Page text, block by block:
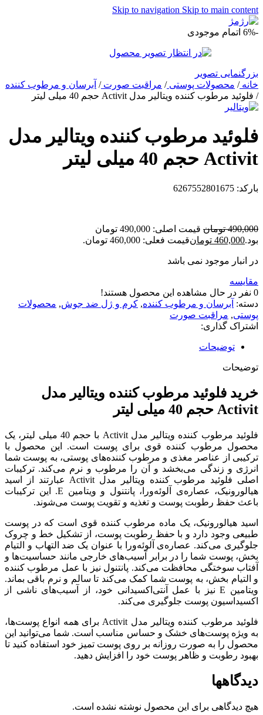
Skip to navigation Skip to main content
-6% اتمام موجودی
بزرگنمایی تصویر
خانه/ محصولات پوستی/ مراقبت صورت/ آبرسان و مرطوب کننده
/ فلوئید مرطوب کننده ویتالیر مدل Activit حجم 40 میلی لیتر
فلوئید مرطوب کننده ویتالیر مدل
Activit حجم 40 میلی لیتر
بارکد: 6267552801675
490,000 تومان
قیمت اصلی: 490,000 تومان
بود.460,000 تومانقیمت فعلی: 460,000 تومان.
در انبار موجود نمی باشد
مقایسه
0 نفر در حال مشاهده این محصول هستند!
دسته: آبرسان و مرطوب کننده, کرم و ژل ضد جوش, محصولات
پوستی, مراقبت صورت
اشتراک گذاری:
توضیحات
توضیحات
خرید فلوئید مرطوب کننده ویتالیر مدل
Activit حجم 40 میلی لیتر
فلوئید مرطوب کننده ویتالیر مدل Activit با حجم 40 میلی لیتر، یک
محصول مرطوب کننده قوی برای پوست است. این محصول با
ترکیبی از عناصر مغذی و مرطوب کننده‌های پوستی، به پوست شما
انرژی و زندگی می‌بخشد و آن را مرطوب و نرم می‌کند. ترکیبات
اصلی فلوئید مرطوب کننده ویتالیر مدل Activit عبارتند از اسید
هیالورونیک، عصاره‌ی آلوئه‌ورا، پانتنول و ویتامین E. این ترکیبات
باعث حفظ رطوبت پوست و تغذیه و تقویت پوست می‌شوند.
اسید هیالورونیک، یک ماده مرطوب کننده قوی است که در پوست
طبیعی وجود دارد و با حفظ رطوبت پوست، از تشکیل خط و چروک
جلوگیری می‌کند. عصاره‌ی آلوئه‌ورا با عنوان یک ضد التهاب و التیام
بخش، پوست شما را در برابر آسیب‌های خارجی مانند حساسیت‌ها و
آفتاب سوختگی محافظت می‌کند. پانتنول نیز با عمل مرطوب کننده
و التیام بخش، به پوست شما کمک می‌کند تا سالم و نرم باقی بماند.
ویتامین E نیز با عمل آنتی‌اکسیدانی خود، از آسیب‌های ناشی از
اکسیداسیون پوست جلوگیری می‌کند.
فلوئید مرطوب کننده ویتالیر مدل Activit برای همه انواع پوست‌ها،
به ویژه پوست‌های خشک و حساس مناسب است. شما می‌توانید این
محصول را به صورت روزانه بر روی پوست تمیز خود استفاده کنید تا
بهبود رطوبت و ظاهر پوست خود را افزایش دهید.
دیدگاهها
هیچ دیدگاهی برای این محصول نوشته نشده است.